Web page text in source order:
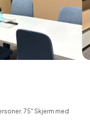
75" Skjerm med